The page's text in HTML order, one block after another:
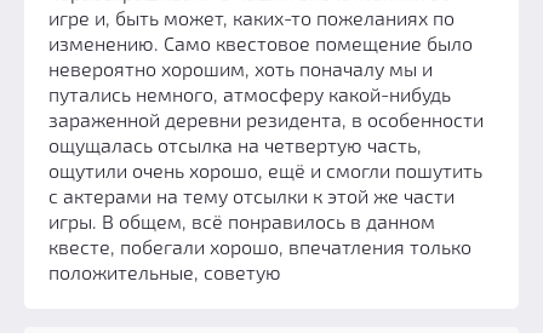
игре и, быть может, каких-то пожеланиях по
изменению. Само квестовое помещение было
невероятно хорошим, хоть поначалу мы и
путались немного, атмосферу какой-нибудь
зараженной деревни резидента, в особенности
ощущалась отсылка на четвертую часть,
ощутили очень хорошо, ещё и смогли пошутить
с актерами на тему отсылки к этой же части
игры. В общем, всё понравилось в данном
квесте, побегали хорошо, впечатления только
положительные, советую